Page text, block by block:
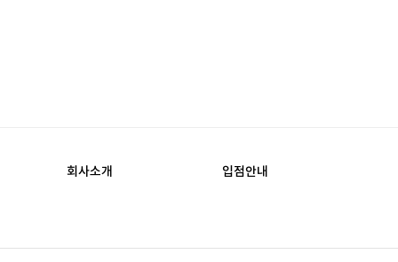
회사소개 입점안내